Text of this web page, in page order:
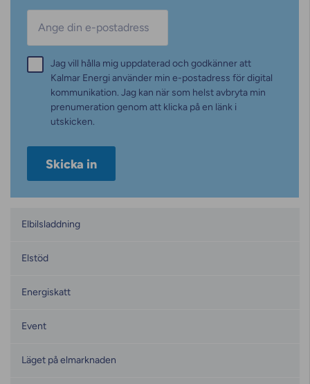
Samtycke*
Jag vill hålla mig uppdaterad och godkänner att
Kalmar Energi använder min e-postadress för digital
kommunikation. Jag kan när som helst avbryta min
prenumeration genom att klicka på en länk i
utskicken.
Elbilsladdning
Elstöd
Energiskatt
Event
Läget på elmarknaden